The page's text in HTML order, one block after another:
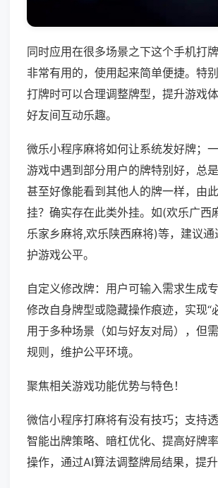
同时应用在很多场景之下这个手机打
非常有用的，使用起来简单便捷。特
打牌时可以合理调整牌型，提升游戏
好友间互动乐趣。
微乐小程序麻将如何让系统发好牌；
游戏中遇到部分用户的牌特别好，总是
甚至好像能看到其他人的牌一样，由
挂？确实存在此类外挂。如(欢乐广西
乐家乡麻将,欢乐陕西麻将)等，建议通
护游戏公平。
自定义修改牌：用户可输入需求生成专
修改自身牌型或隐藏操作痕迹，实现“
用于多种场景（如与好友对局），但
规则，维护公平环境。
聚焦相关游戏功能优势与特色！
微信小程序打麻将有没有技巧；支持透
智能出牌策略、暗杠优化、提高好牌
操作，通过AI算法调整牌局结果，提升